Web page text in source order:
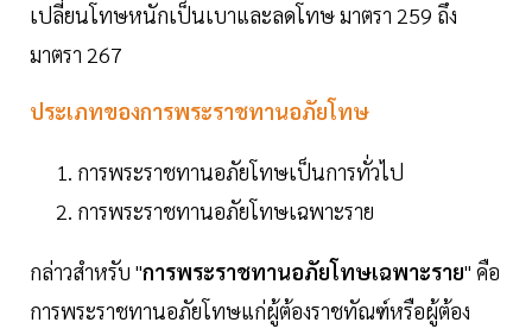
เปลี่ยนโทษหนักเป็นเบาและลดโทษ มาตรา 259 ถึง
มาตรา 267
ประเภทของการพระราชทานอภัยโทษ
การพระราชทานอภัยโทษเป็นการทั่วไป
การพระราชทานอภัยโทษเฉพาะราย
กล่าวสำหรับ "การพระราชทานอภัยโทษเฉพาะราย" คือ
การพระราชทานอภัยโทษแก่ผู้ต้องราชทัณฑ์หรือผู้ต้อง